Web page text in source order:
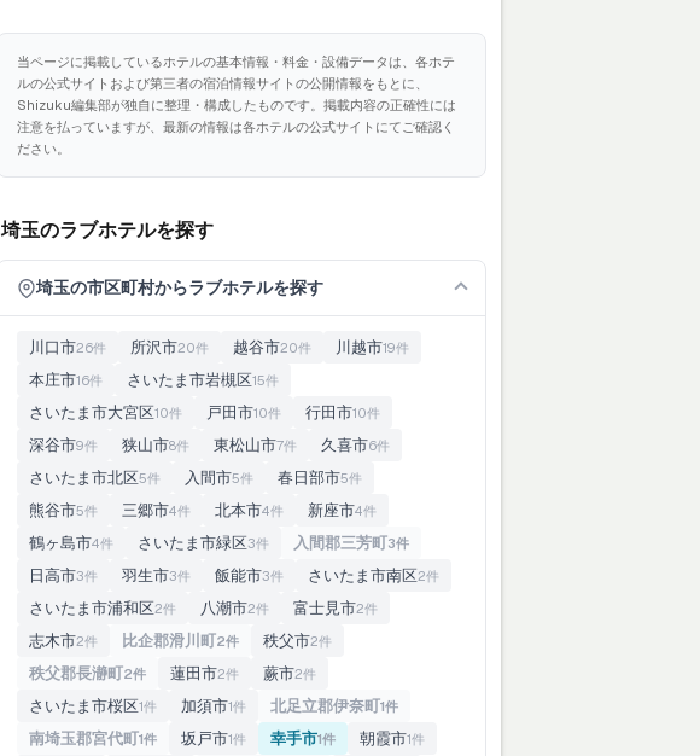
当ページに掲載しているホテルの基本情報・料金・設備データは、各ホテ
ルの公式サイトおよび第三者の宿泊情報サイトの公開情報をもとに、
Shizuku編集部が独自に整理・構成したものです。掲載内容の正確性には
注意を払っていますが、最新の情報は各ホテルの公式サイトにてご確認く
ださい。
埼玉のラブホテルを探す
埼玉の市区町村からラブホテルを探す
川口市26件 所沢市20件 越谷市20件 川越市19件
本庄市16件 さいたま市岩槻区15件
さいたま市大宮区10件 戸田市10件 行田市10件
深谷市9件 狭山市8件 東松山市7件 久喜市6件
さいたま市北区5件 入間市5件 春日部市5件
熊谷市5件 三郷市4件 北本市4件 新座市4件
鶴ヶ島市4件 さいたま市緑区3件 入間郡三芳町3件
日高市3件 羽生市3件 飯能市3件 さいたま市南区2件
さいたま市浦和区2件 八潮市2件 富士見市2件
志木市2件 比企郡滑川町2件 秩父市2件
秩父郡長瀞町2件 蓮田市2件 蕨市2件
さいたま市桜区1件 加須市1件 北足立郡伊奈町1件
南埼玉郡宮代町1件 坂戸市1件 幸手市1件 朝霞市1件